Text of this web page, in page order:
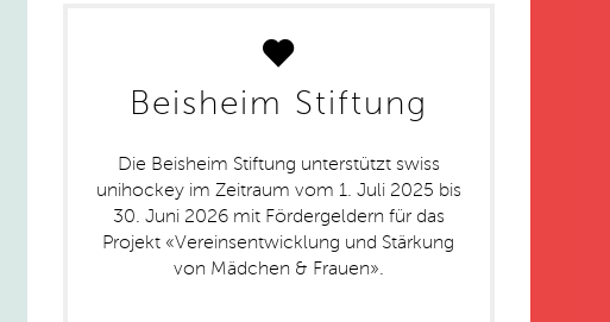
Beisheim Stiftung
Die Beisheim Stiftung unterstützt swiss
unihockey im Zeitraum vom 1. Juli 2025 bis
30. Juni 2026 mit Fördergeldern für das
Projekt «Vereinsentwicklung und Stärkung
von Mädchen & Frauen».